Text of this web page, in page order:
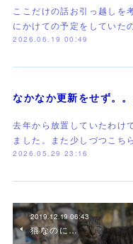
ここだけの話お引っ越しを
にかけての予定をしていた
2026.06.19 00:49
なかなか更新をせず。。
去年から放置していたわけ
ました。また少しづつこ
2026.05.29 23:16
2019.12.19 06:43
猫なのに…